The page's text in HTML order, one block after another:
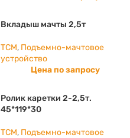
Вкладыш мачты 2,5т
TCM, Подъемно-мачтовое
устройство
Цена по запросу
Ролик каретки 2-2,5т.
45*119*30
TCM, Подъемно-мачтовое